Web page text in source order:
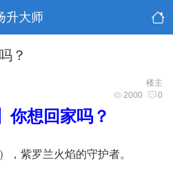
升大师
？
楼主
2000 0
你想回家吗？
，紫罗兰火焰的守护者。